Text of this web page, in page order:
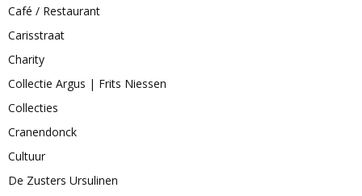
Café / Restaurant
Carisstraat
Charity
Collectie Argus | Frits Niessen
Collecties
Cranendonck
Cultuur
De Zusters Ursulinen